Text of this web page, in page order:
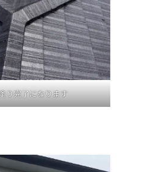
り完了になります